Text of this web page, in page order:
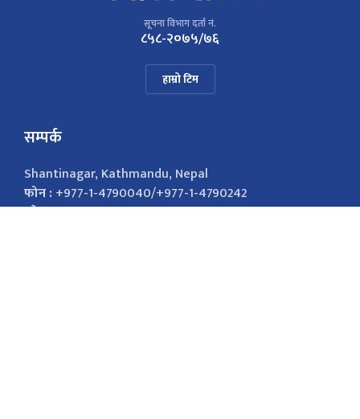
सूचना विभाग दर्ता नं.
८५८-२०७५/७६
हाम्रो टिम
सम्पर्क
Shantinagar, Kathmandu, Nepal
फोन :+977-1-4790040/+977-1-4790242
इमेल :nepalsamayanews@gmail.com